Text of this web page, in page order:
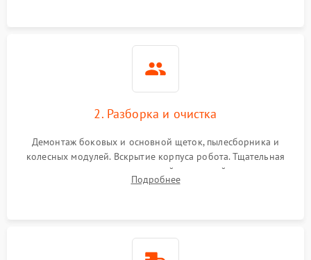
2. Разборка и очистка
Демонтаж боковых и основной щеток, пылесборника и
колесных модулей. Вскрытие корпуса робота. Тщательная
очистка внутренних полостей, шестерней и плат от
скопившейся пыли, волос и шерсти животных с
Подробнее